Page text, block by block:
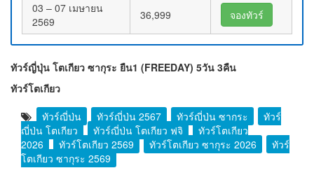
03 – 07 เมษายน
2569
36,999 จองทัวร์
ทัวร์ญี่ปุ่น โตเกียว ซากุระ ยืน1 (FREEDAY) 5วัน 3คืน
ทัวร์โตเกียว
ทัวร์ญี่ปุ่น
ทัวร์ญี่ปุ่น 2567 ทัวร์ญี่ปุ่น ซากุระ
ทัวร์
ญี่ปุ่น โตเกียว
ทัวร์ญี่ปุ่น โตเกียว ฟูจิ
ทัวร์โตเกียว
2026
ทัวร์โตเกียว 2569 ทัวร์โตเกียว ซากุระ 2026
ทัวร์
โตเกียว ซากุระ 2569